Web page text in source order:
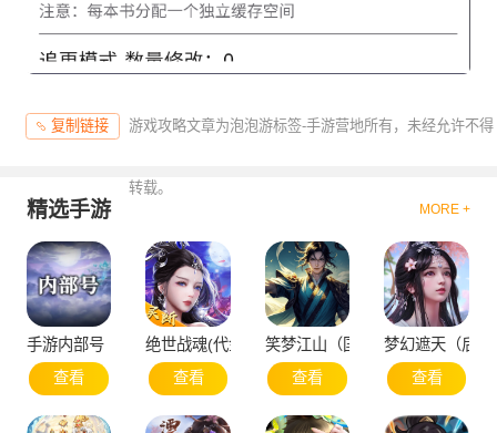
复制链接 游戏攻略文章为泡泡游标签-手游营地所有，未经允许不得
转载。
精选手游 MORE +
手游内部号（申请）
查看
绝世战魂(代金版）
查看
笑梦江山（国战）
查看
梦幻遮天（后台
查看